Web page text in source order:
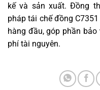
kế và sản xuất. Đồng
pháp tái chế đồng
hàng đầu, góp phần
phí tài nguyên.